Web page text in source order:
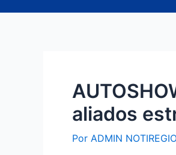
aliados
Por ADMIN